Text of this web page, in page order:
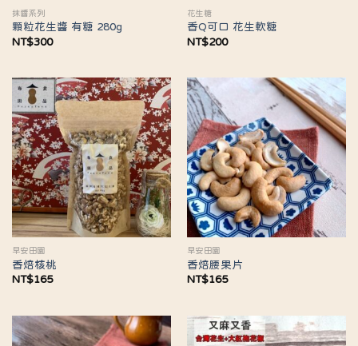
抹醬系列
顆粒花生醬 有糖 280g
NT$300
花生糖
香Q可口 花生軟糖
NT$200
早安田園
香焙核桃
NT$165
早安田園
香焙腰果片
NT$165